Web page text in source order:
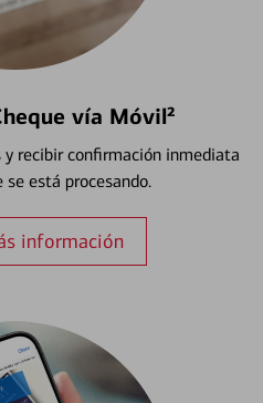
vía Móvil²
y recibir confirmación inmediata
se está procesando.
información